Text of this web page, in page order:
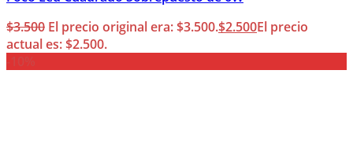
$3.500 El precio original era: $3.500.$2.500El precio
actual es: $2.500.